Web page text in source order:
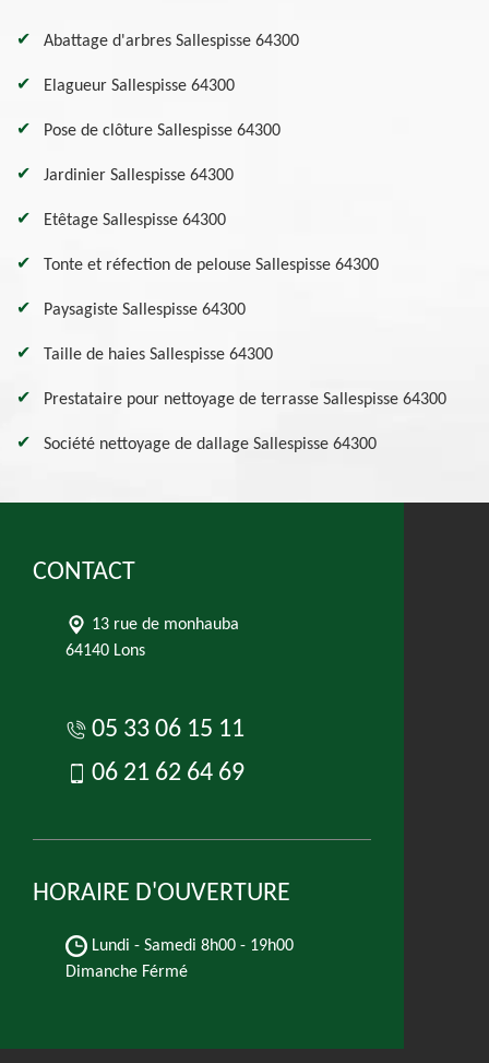
Abattage d'arbres Sallespisse 64300
Elagueur Sallespisse 64300
Pose de clôture Sallespisse 64300
Jardinier Sallespisse 64300
Etêtage Sallespisse 64300
Tonte et réfection de pelouse Sallespisse 64300
Paysagiste Sallespisse 64300
Taille de haies Sallespisse 64300
Prestataire pour nettoyage de terrasse Sallespisse 64300
Société nettoyage de dallage Sallespisse 64300
CONTACT
13 rue de monhauba
64140 Lons
05 33 06 15 11
06 21 62 64 69
HORAIRE D'OUVERTURE
Lundi - Samedi 8h00 - 19h00
Dimanche Férmé